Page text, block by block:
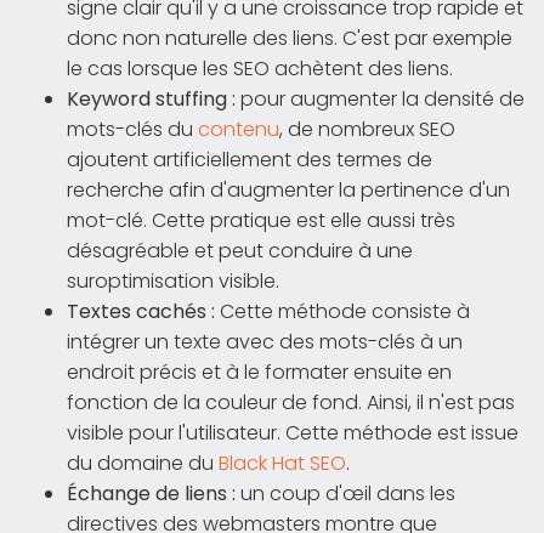
signe clair qu'il y a une croissance trop rapide et
donc non naturelle des liens. C'est par exemple
le cas lorsque les SEO achètent des liens.
Keyword stuffing : pour augmenter la densité de
mots-clés du contenu, de nombreux SEO
ajoutent artificiellement des termes de
recherche afin d'augmenter la pertinence d'un
mot-clé. Cette pratique est elle aussi très
désagréable et peut conduire à une
suroptimisation visible.
Textes cachés : Cette méthode consiste à
intégrer un texte avec des mots-clés à un
endroit précis et à le formater ensuite en
fonction de la couleur de fond. Ainsi, il n'est pas
visible pour l'utilisateur. Cette méthode est issue
du domaine du Black Hat SEO.
Échange de liens : un coup d'œil dans les
directives des webmasters montre que